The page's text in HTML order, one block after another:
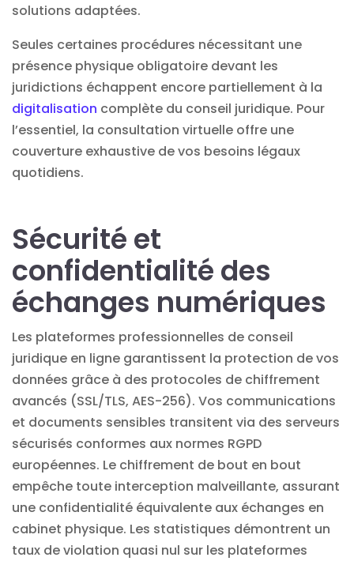
solutions adaptées.
Seules certaines procédures nécessitant une
présence physique obligatoire devant les
juridictions échappent encore partiellement à la
digitalisation complète du conseil juridique. Pour
l’essentiel, la consultation virtuelle offre une
couverture exhaustive de vos besoins légaux
quotidiens.
Sécurité et
confidentialité des
échanges numériques
Les plateformes professionnelles de conseil
juridique en ligne garantissent la protection de vos
données grâce à des protocoles de chiffrement
avancés (SSL/TLS, AES-256). Vos communications
et documents sensibles transitent via des serveurs
sécurisés conformes aux normes RGPD
européennes. Le chiffrement de bout en bout
empêche toute interception malveillante, assurant
une confidentialité équivalente aux échanges en
cabinet physique. Les statistiques démontrent un
taux de violation quasi nul sur les plateformes